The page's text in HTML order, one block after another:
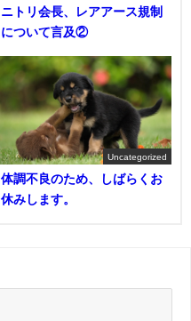
ニトリ会長、レアアース規制
について言及②
Uncategorized
体調不良のため、しばらくお
休みします。